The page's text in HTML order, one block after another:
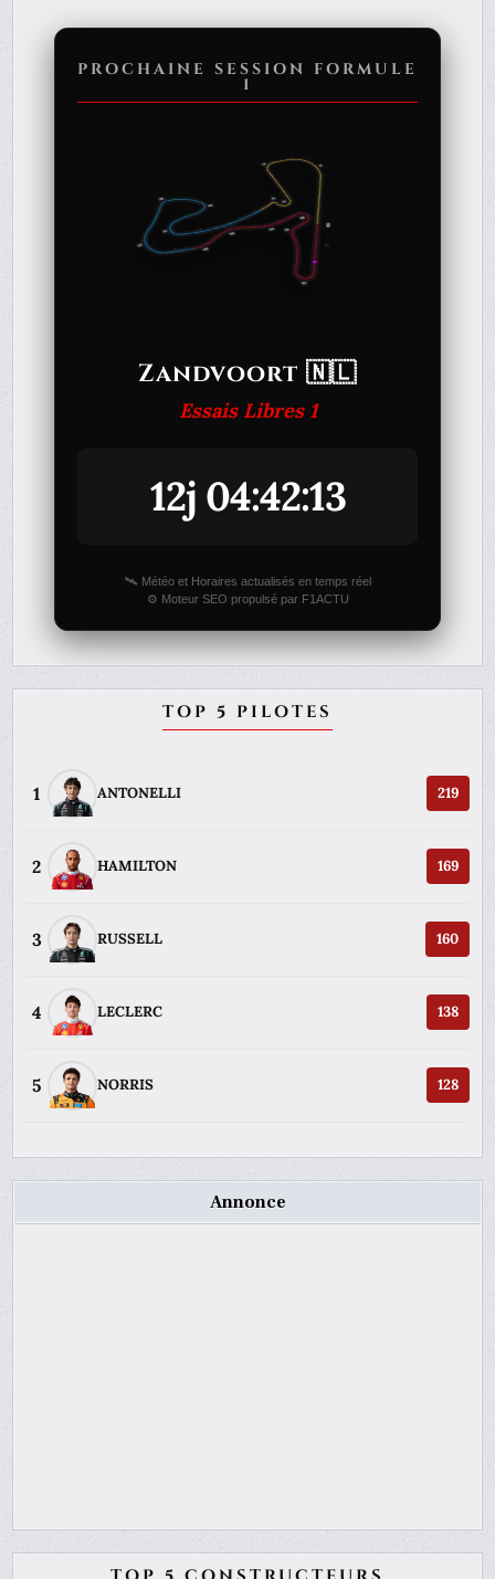
PROCHAINE SESSION FORMULE
1
Zandvoort 🇳🇱
Essais Libres 1
12j 04:42:13
🛰️ Météo et Horaires actualisés en temps réel
⚙️ Moteur SEO propulsé par F1ACTU
TOP 5 PILOTES
1 ANTONELLI 219
2 HAMILTON 169
3 RUSSELL 160
4 LECLERC 138
5 NORRIS 128
Annonce